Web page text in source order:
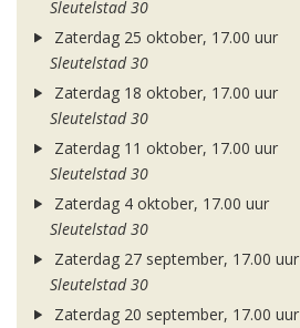
Sleutelstad 30
Zaterdag 25 oktober, 17.00 uur
Sleutelstad 30
Zaterdag 18 oktober, 17.00 uur
Sleutelstad 30
Zaterdag 11 oktober, 17.00 uur
Sleutelstad 30
Zaterdag 4 oktober, 17.00 uur
Sleutelstad 30
Zaterdag 27 september, 17.00 uur
Sleutelstad 30
Zaterdag 20 september, 17.00 uur